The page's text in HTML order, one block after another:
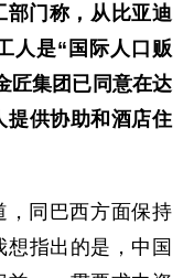
部门称，从比亚迪
人是“国际人口贩
匠集团已同意在达
提供协助和酒店住
，同巴西方面保持
指出的是，中国